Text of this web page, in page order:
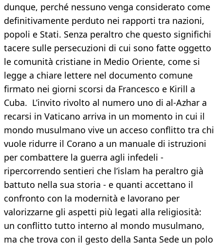
dunque, perché nessuno venga considerato come
definitivamente perduto nei rapporti tra nazioni,
popoli e Stati. Senza peraltro che questo significhi
tacere sulle persecuzioni di cui sono fatte oggetto
le comunità cristiane in Medio Oriente, come si
legge a chiare lettere nel documento comune
firmato nei giorni scorsi da Francesco e Kirill a
Cuba. L’invito rivolto al numero uno di al-Azhar a
recarsi in Vaticano arriva in un momento in cui il
mondo musulmano vive un acceso conflitto tra chi
vuole ridurre il Corano a un manuale di istruzioni
per combattere la guerra agli infedeli -
ripercorrendo sentieri che l’islam ha peraltro già
battuto nella sua storia - e quanti accettano il
confronto con la modernità e lavorano per
valorizzarne gli aspetti più legati alla religiosità:
un conflitto tutto interno al mondo musulmano,
ma che trova con il gesto della Santa Sede un polo